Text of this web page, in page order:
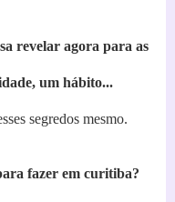
revelar agora para as
um hábito...
segredos mesmo.
fazer em curitiba?